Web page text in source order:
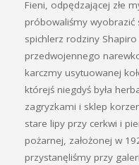
Fieni, odpędzającej złe
próbowaliśmy wyobrazić
spichlerz rodziny
przedwojennego
karczmy usytuowanej
którejś niegdyś była
zagryzkami i sklep
stare lipy przy cerkwi i
pożarnej, założonej w
przystanęliśmy przy